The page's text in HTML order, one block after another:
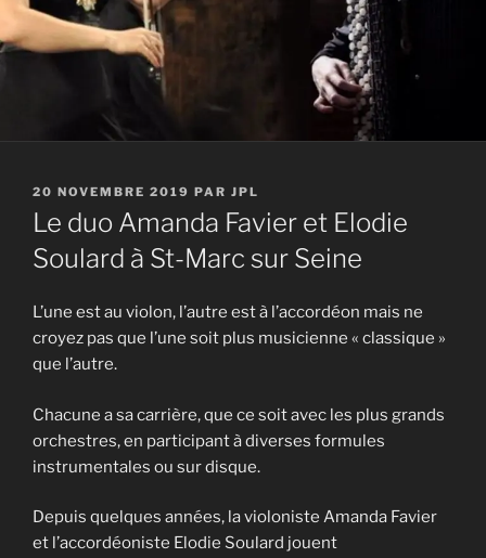
PUBLIÉ
LE
20 NOVEMBRE 2019 PAR JPL
Le duo Amanda Favier et Elodie
Soulard à St-Marc sur Seine
L’une est au violon, l’autre est à l’accordéon mais ne
croyez pas que l’une soit plus musicienne « classique »
que l’autre.
Chacune a sa carrière, que ce soit avec les plus grands
orchestres, en participant à diverses formules
instrumentales ou sur disque.
Depuis quelques années, la violoniste Amanda Favier
et l’accordéoniste Elodie Soulard jouent